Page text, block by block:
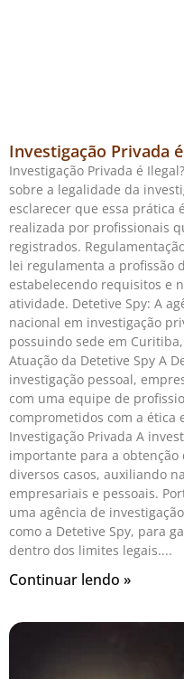
Investigação Privada
Investigação Privada é
sobre a legalidade da
esclarecer que essa prática
realizada por profissionais
registrados.
lei regulamenta a profissão
estabelecendo requisitos e
atividade. Detetive Spy: A
nacional em investigação
possuindo sede em
Atuação da Detetive Spy A
investigação pessoal,
com uma equipe de
comprometidos com a ética
Investigação Privada A
importante para a obtenção
diversos casos, auxiliando
empresariais e pessoais.
uma agência de
como a Detetive Spy, para
dentro dos limites legais.
Continuar lendo »